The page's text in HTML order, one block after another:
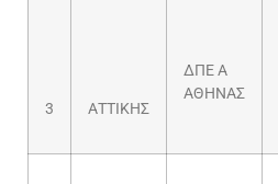
3 ΑΤΤΙΚΗΣ
ΔΠΕ Α
ΑΘΗΝΑΣ